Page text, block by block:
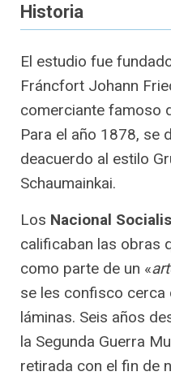
Historia
El estudio fue
Fráncfort Johann
comerciante famoso
Para el año 1878, se
deacuerdo al estilo
Schaumainkai.
Los Nacional
calificaban las obras
como parte de un «
se les confisco
láminas. Seis años
la Segunda Guerra
retirada con el fin de